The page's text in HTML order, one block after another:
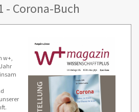
- Corona-Buch
w+,